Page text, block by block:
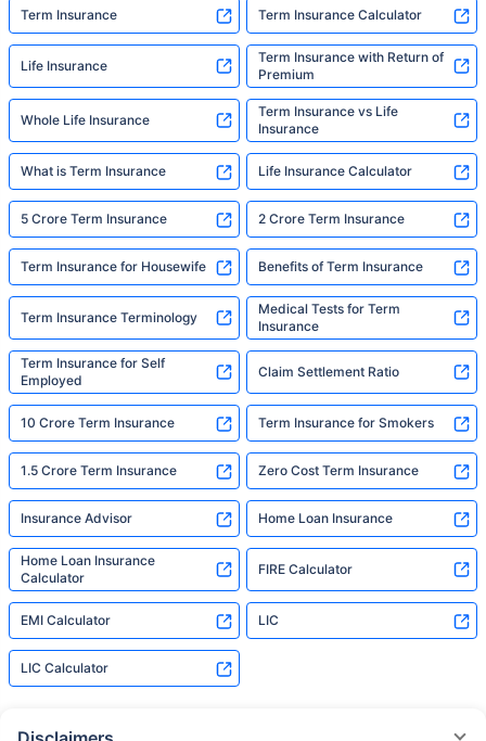
Term Insurance Term Insurance Calculator
Life Insurance
Term Insurance with Return of
Premium
Whole Life Insurance
Term Insurance vs Life
Insurance
What is Term Insurance Life Insurance Calculator
5 Crore Term Insurance 2 Crore Term Insurance
Term Insurance for Housewife Benefits of Term Insurance
Term Insurance Terminology
Medical Tests for Term
Insurance
Term Insurance for Self
Employed
Claim Settlement Ratio
10 Crore Term Insurance Term Insurance for Smokers
1.5 Crore Term Insurance Zero Cost Term Insurance
Insurance Advisor Home Loan Insurance
Home Loan Insurance
Calculator
FIRE Calculator
EMI Calculator LIC
LIC Calculator